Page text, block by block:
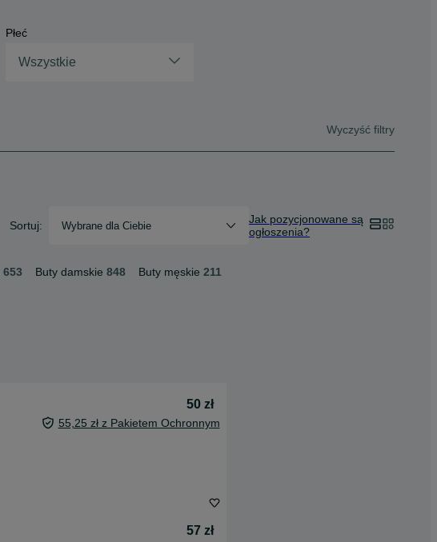
Płeć
Wszystkie
Wyczyść filtry
Sortuj: Wybrane dla Ciebie
Jak pozycjonowane są
ogłoszenia?
653 Buty damskie 848 Buty męskie 211
50 zł
55,25 zł z Pakietem Ochronnym
57 zł